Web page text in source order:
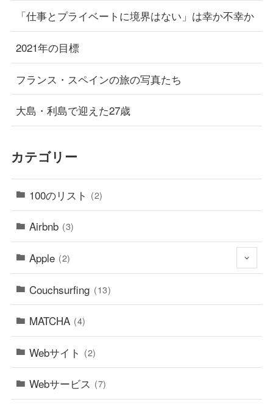
「仕事とプライベートに境界はない」は幸か不幸か
2021年の目標
フランス・スペインの旅の写真たち
大島・利島で迎えた27歳
カテゴリー
100のリスト (2)
Airbnb (3)
Apple (2)
Couchsurfing (13)
MATCHA (4)
Webサイト (2)
Webサービス (7)